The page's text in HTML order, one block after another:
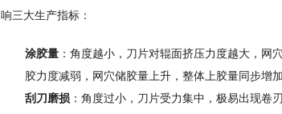
响三大生产指标：
涂胶量 ：角度越小，刀片对辊面挤压力度越大，网
胶力度减弱，网穴储胶量上升，整体上胶量同步增加
刮刀磨损 ：角度过小，刀片受力集中，极易出现卷